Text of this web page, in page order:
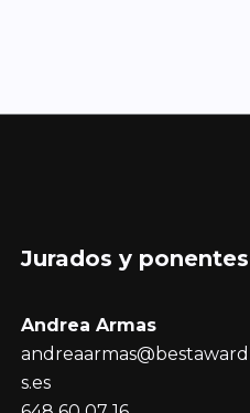
Jurados y ponentes
Andrea Armas
andreaarmas@bestaward
s.es